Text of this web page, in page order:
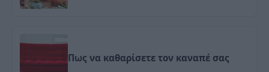
Πως να καθαρίσετε τον καναπέ σας